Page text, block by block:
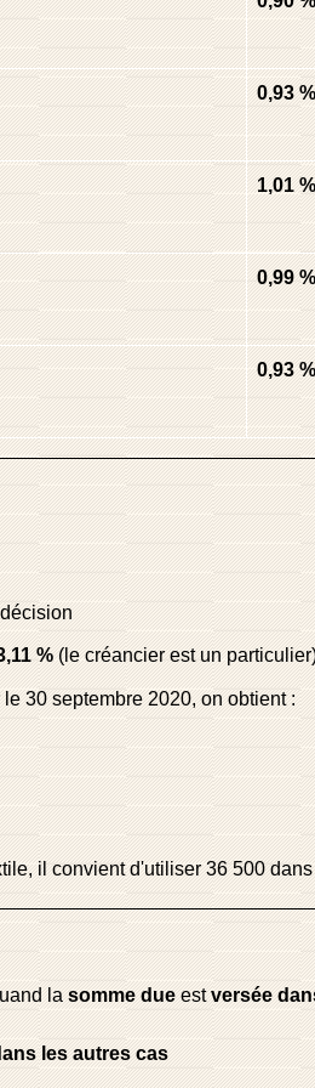
0,93 %
1,01 %
0,99 %
0,93 %
%(le créancier est un
30 septembre 2020, on obtient :
il convient d'utiliser 36 500
lasomme dueestversée
les autres cas